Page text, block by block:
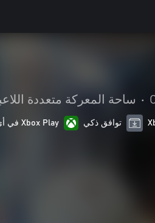
• ساحة المعركة متعددة
توافق ذكي Xbox Play في أي مكان